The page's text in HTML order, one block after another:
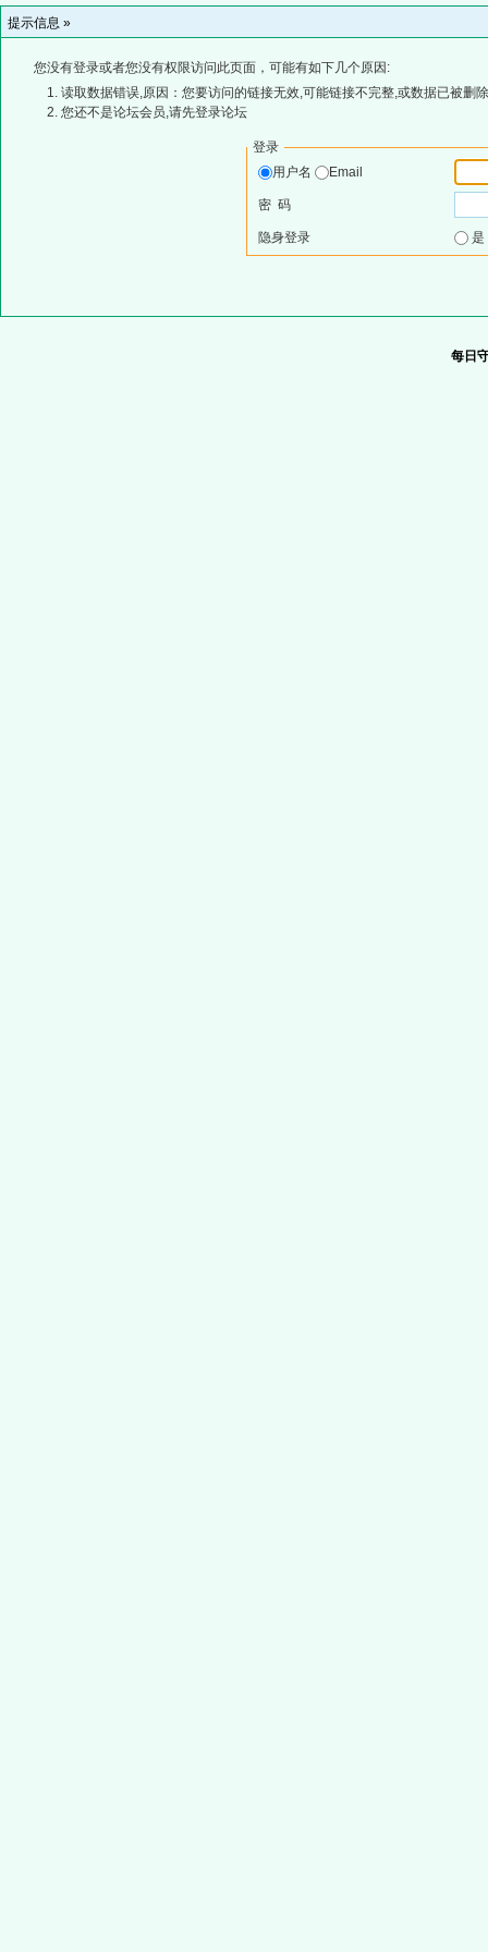
提示信息 »
您没有登录或者您没有权限访问此页面，可能有如下几个原因:
读取数据错误,原因：您要访问的链接无效,可能链接不完整,或数据已被删
您还不是论坛会员,请先登录论坛
登录
用户名
Email
密 码
隐身登录
每日